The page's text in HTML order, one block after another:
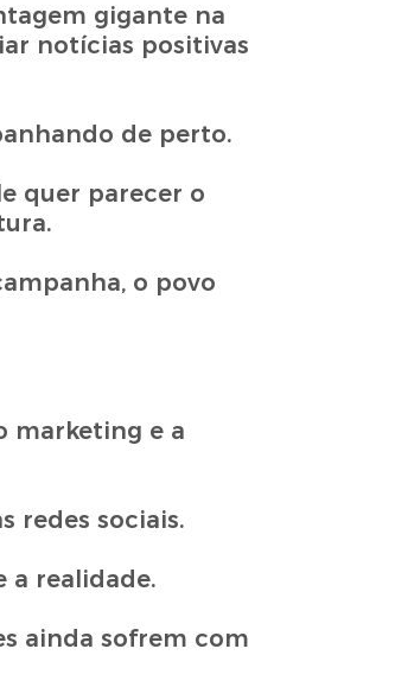
gigante na
notícias positivas
de perto.
quer parecer o
o povo
marketing e a
redes sociais.
a realidade.
ainda sofrem com